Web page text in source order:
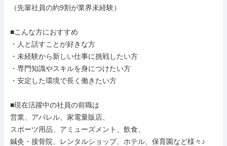
（先輩社員の約9割が業界未経験）
■こんな方におすすめ
・人と話すことが好きな方
・未経験から新しい仕事に挑戦したい方
・専門知識やスキルを身につけたい方
・安定した環境で長く働きたい方
■現在活躍中の社員の前職は
営業、アパレル、家電量販店、
スポーツ用品、アミューズメント、飲食、
鍼灸・接骨院、レンタルショップ、ホテル、保育園など様々♪